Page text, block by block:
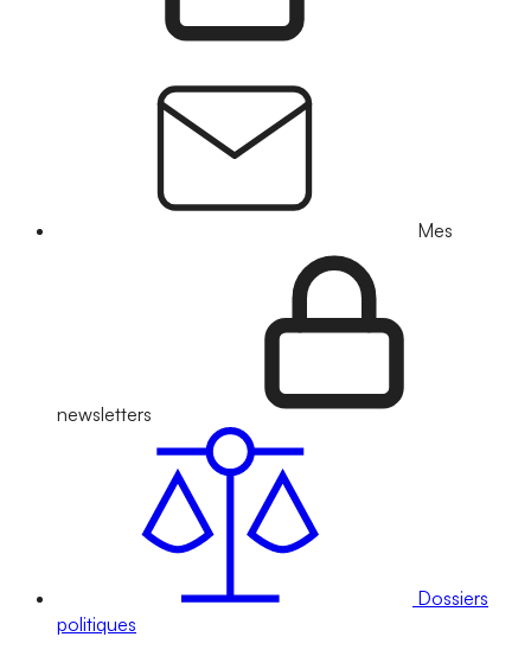
Mes
newsletters
Dossiers
politiques